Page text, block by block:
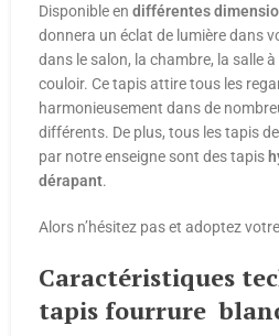
Disponible en différentes
donnera un éclat de lumière dans
dans le salon, la chambre, la salle
couloir. Ce tapis attire tous les
harmonieusement dans de
différents. De plus, tous les tapis
par notre enseigne sont des tapis
dérapant.
Alors n’hésitez pas et adoptez
Caractéristiques
tapis fourrure